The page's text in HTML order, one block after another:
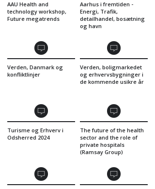
AAU Health and
technology workshop,
Future megatrends
Aarhus i fremtiden -
Energi, Trafik,
detailhandel, bosætning
og havn
Verden, Danmark og
konfliktlinjer
Verden, boligmarkedet
og erhvervsbygninger i
de kommende usikre år
Turisme og Erhverv i
Odsherred 2024
The future of the health
sector and the role of
private hospitals
(Ramsay Group)